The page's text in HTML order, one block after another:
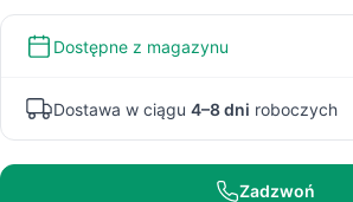
Dostępne z magazynu
Dostawa w ciągu 4–8 dni roboczych
Zadzwoń